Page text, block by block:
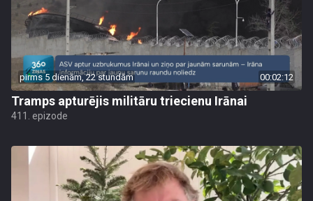
pirms 5 dienām, 22 stundām 00:02:12
Tramps apturējis militāru triecienu Irānai
411. epizode